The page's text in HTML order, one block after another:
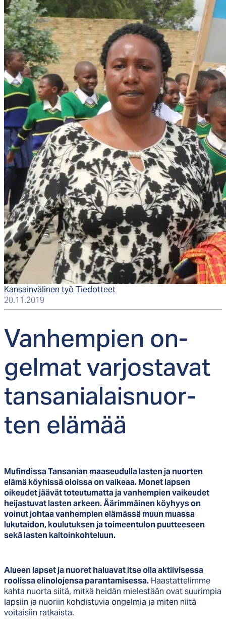
Kansainvälinen työTiedotteet
20.11.2019
Van­hem­pien on­
gel­mat var­jos­ta­vat
tan­sa­nia­lais­nuor­
ten elä­mää
Mufindissa Tansanian maaseudulla lasten ja nuorten
elämä köyhissä oloissa on vaikeaa. Monet lapsen
oikeudet jäävät toteutumatta ja vanhempien vaikeudet
heijastuvat lasten arkeen. Äärimmäinen köyhyys on
voinut johtaa vanhempien elämässä muun muassa
lukutaidon, koulutuksen ja toimeentulon puutteeseen
sekä lasten kaltoinkohteluun.
Alueen lapset ja nuoret haluavat itse olla aktiivisessa
roolissa elinolojensa parantamisessa. Haastattelimme
kahta nuorta siitä, mitkä heidän mielestään ovat suurimpia
lapsiin ja nuoriin kohdistuvia ongelmia ja miten niitä
voitaisiin ratkaista.